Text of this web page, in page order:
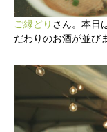
ご縁どり さん。本日
だわりのお酒が並び